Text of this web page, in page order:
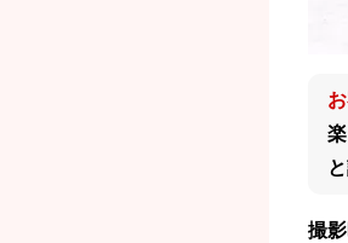
撮